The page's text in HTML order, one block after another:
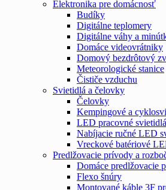
Elektronika pre domácnosť
Budíky
Digitálne teplomery
Digitálne váhy a
Domáce videovrátniky
Domový bezdrôtový
Meteorologické stanice
Čističe vzduchu
Svietidlá a čelovky
Čelovky
Kempingové a
LED pracovné svietidlá
Nabíjacie ručné LED
Vreckové batériové
Predlžovacie prívody a
Domáce predlžovacie
Flexo šnúry
Montované káble 3F